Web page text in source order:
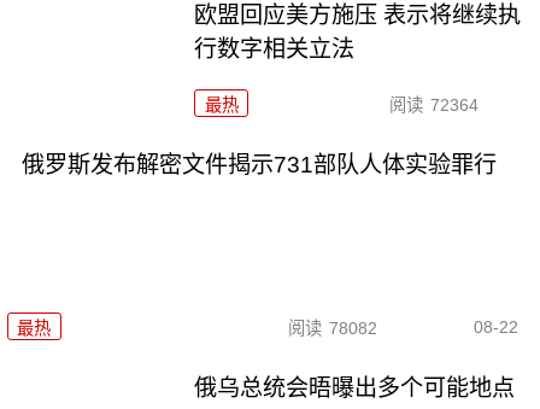
欧盟回应美方施压 表示将继续执
行数字相关立法
最热 阅读 72364
俄罗斯发布解密文件揭示731部队人体实验罪行
最热 阅读 78082 08-22
俄乌总统会晤曝出多个可能地点